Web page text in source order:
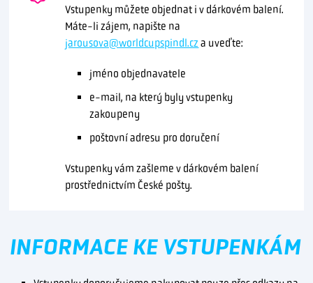
Vstupenky můžete objednat i v dárkovém balení.
Máte-li zájem, napište na
jarousova@worldcupspindl.cz a uveďte:
jméno objednavatele
e-mail, na který byly vstupenky
zakoupeny
poštovní adresu pro doručení
Vstupenky vám zašleme v dárkovém balení
prostřednictvím České pošty.
INFORMACE KE VSTUPENKÁM